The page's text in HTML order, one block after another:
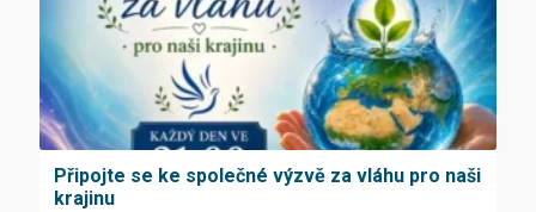
Připojte se ke společné výzvě za vláhu pro naši
krajinu